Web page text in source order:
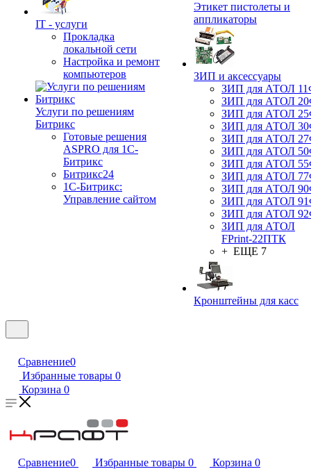
IT - услуги
Прокладка
локальной сети
Настройка и ремонт
компьютеров
Услуги по решениям
Битрикс
Готовые решения
ASPRO для 1С-
Битрикс
Битрикс24
1С-Битрикс:
Управление сайтом
Этикет пистолеты и
аппликаторы
ЗИП и аксессуары
ЗИП для АТОЛ
ЗИП для АТОЛ
ЗИП для АТОЛ
ЗИП для АТОЛ
ЗИП для АТОЛ
ЗИП для АТОЛ
ЗИП для АТОЛ
ЗИП для АТОЛ
ЗИП для АТОЛ
ЗИП для АТОЛ
ЗИП для АТОЛ
ЗИП для АТОЛ
FPrint-22ПТК
+ ЕЩЕ 7
Кронштейны для касс
Сравнение0
Избранные товары 0
Корзина 0
Сравнение0 Избранные товары 0 Корзина 0